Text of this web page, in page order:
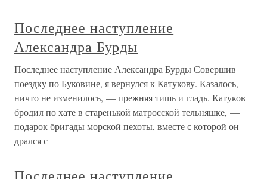
Последнее наступление
Александра Бурды
Последнее наступление Александра Бурды Совершив
поездку по Буковине, я вернулся к Катукову. Казалось,
ничто не изменилось, — прежняя тишь и гладь. Катуков
бродил по хате в старенькой матросской тельняшке, —
подарок бригады морской пехоты, вместе с которой он
дрался с